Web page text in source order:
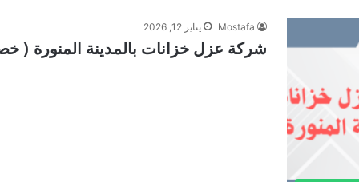
Mostafa يناير 12, 2026
شركة عزل خزانات بالمدينة المنورة ( خصم 30% ) 24/7